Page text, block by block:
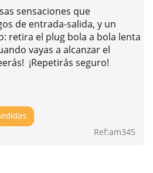
sensaciones que
de entrada-salida, y un
retira el plug bola a bola lenta
vayas a alcanzar el
¡Repetirás seguro!
Ref:am345